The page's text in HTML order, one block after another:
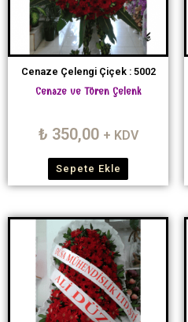
Cenaze Çelengi Çiçek : 5002
Cenaze ve Tören Çelenk
₺ 350,00 + KDV
Sepete Ekle